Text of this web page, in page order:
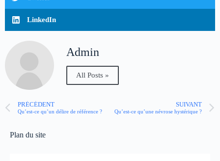
LinkedIn
Admin
All Posts »
PRÉCÉDENT
Qu’est-ce qu’un délire de référence ?
SUIVANT
Qu’est-ce qu’une névrose hystérique ?
Plan du site